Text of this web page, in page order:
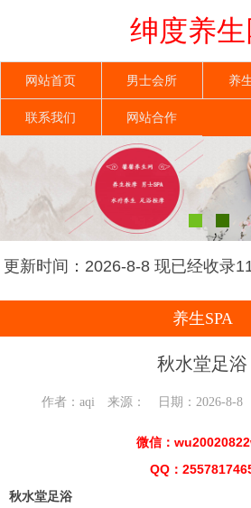
绅度养生
网站首页 男士会所 养
联系我们 网站合作
更新时间：2026-8-8 现已经收录
信息
养生SPA
秋水堂足浴
作者：aqi 来源： 日期：2026-8-8
微信：
QQ：
秋水堂足浴